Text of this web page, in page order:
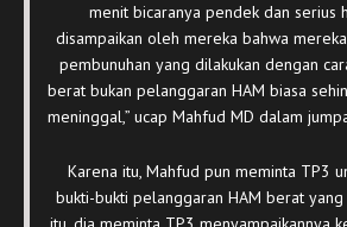
menit bicaranya pendek dan serius
disampaikan oleh mereka bahwa
pembunuhan yang dilakukan dengan
berat bukan pelanggaran HAM biasa
meninggal,” ucap Mahfud MD dalam
Karena itu, Mahfud pun meminta TP3
bukti-bukti pelanggaran HAM berat yang